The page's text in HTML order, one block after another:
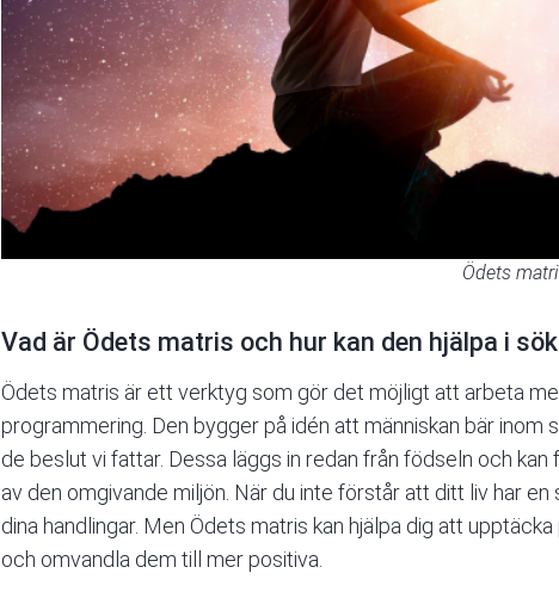
Ödets
Vad är Ödets matris och hur kan den hjälpa i
Ödets matris är ett verktyg som gör det möjligt att arbeta
programmering. Den bygger på idén att människan bär
de beslut vi fattar. Dessa läggs in redan från födseln och
av den omgivande miljön. När du inte förstår att ditt liv har
dina handlingar. Men Ödets matris kan hjälpa dig att
och omvandla dem till mer positiva.